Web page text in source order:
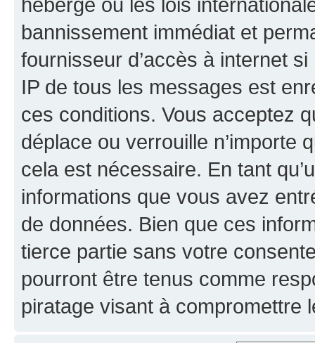
bannissement immédiat et
fournisseur d’accès à internet
IP de tous les messages est
ces conditions. Vous acceptez
déplace ou verrouille n’importe
cela est nécessaire. En tant
informations que vous avez
de données. Bien que ces
tierce partie sans votre
pourront être tenus comme
piratage visant à compromettre